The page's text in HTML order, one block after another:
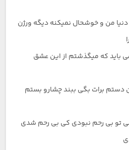
من و خوشحال نمیکنه دیگه ورژن
که میگذشتم از این عشق
برات بگی ببند چشارو بستم
تو بی رحم نبودی کی بی رحم شدی